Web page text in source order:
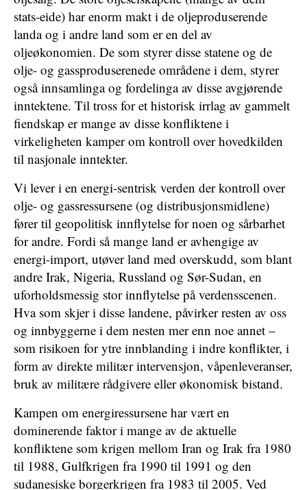
stats-eide) har enorm makt i de oljeproduserende
landa og i andre land som er en del av
oljeøkonomien. De som styrer disse statene og de
olje- og gassproduserenede områdene i dem, styrer
også innsamlinga og fordelinga av disse avgjørende
inntektene. Til tross for et historisk irrlag av gammelt
fiendskap er mange av disse konfliktene i
virkeligheten kamper om kontroll over hovedkilden
til nasjonale inntekter.
Vi lever i en energi-sentrisk verden der kontroll over
olje- og gassressursene (og distribusjonsmidlene)
fører til geopolitisk innflytelse for noen og sårbarhet
for andre. Fordi så mange land er avhengige av
energi-import, utøver land med overskudd, som blant
andre Irak, Nigeria, Russland og Sør-Sudan, en
uforholdsmessig stor innflytelse på verdensscenen.
Hva som skjer i disse landene, påvirker resten av oss
og innbyggerne i dem nesten mer enn noe annet –
som risikoen for ytre innblanding i indre konflikter, i
form av direkte militær intervensjon, våpenleveranser,
bruk av militære rådgivere eller økonomisk bistand.
Kampen om energiressursene har vært en
dominerende faktor i mange av de aktuelle
konfliktene som krigen mellom Iran og Irak fra 1980
til 1988, Gulfkrigen fra 1990 til 1991 og den
sudanesiske borgerkrigen fra 1983 til 2005. Ved